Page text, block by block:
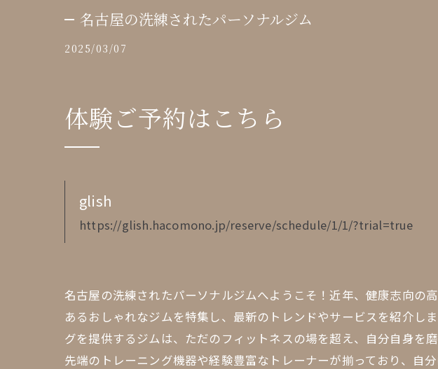
名古屋の洗練されたパーソナルジム
2025/03/07
体験ご予約はこちら
glish
https://glish.hacomono.jp/reserve/schedule/1/1/?trial=true
名古屋の洗練されたパーソナルジムへようこそ！近年、健康志向の
あるおしゃれなジムを特集し、最新のトレンドやサービスを紹介し
グを提供するジムは、ただのフィットネスの場を超え、自分自身を
先端のトレーニング機器や経験豊富なトレーナーが揃っており、自